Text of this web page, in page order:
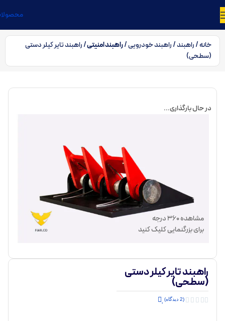
خانه راهبند راهبند خودرویی راهبند امنیتی راهبند تایر کیلر دستی
(سطحی)
در حال بارگذاری...
مشاهده 360 درجه
برای بزرگنمایی کلیک کنید
راهبند تایر کیلر دستی
(سطحی)
     (2 دیدگاه)